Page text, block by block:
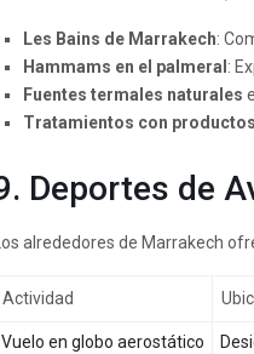
Les Bains de Marrakech:
Hammams en el palmeral :
Fuentes termales naturales
Tratamientos con
Deportes de
Los alrededores de Marrakech
Actividad
Vuelo en globo aerostático